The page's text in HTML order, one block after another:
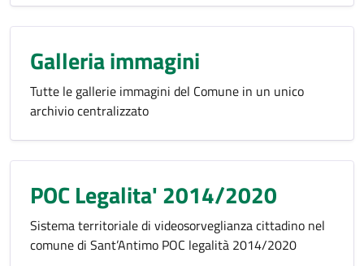
Galleria immagini
Tutte le gallerie immagini del Comune in un unico
archivio centralizzato
POC Legalita' 2014/2020
Sistema territoriale di videosorveglianza cittadino nel
comune di Sant’Antimo POC legalità 2014/2020